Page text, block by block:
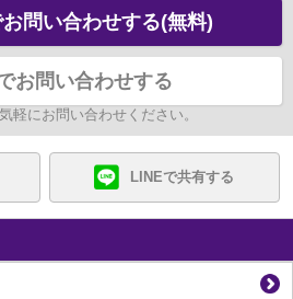
お問い合わせする(無料)
お問い合わせする
軽にお問い合わせください。
LINEで共有する